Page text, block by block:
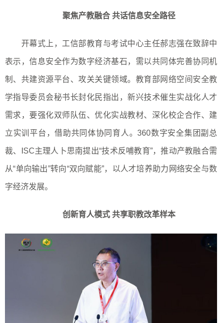
聚焦产教融合 共话信息安全路径
开幕式上，工信部教育与考试中心主任郝志强在致辞中
表示，信息安全作为数字经济基石，需以共同体完善协同机
制、共建资源平台、攻关关键领域。教育部网络空间安全教
学指导委员会秘书长封化民指出，新兴技术催生实战化人才
需求，要强化双师队伍、优化实战教材、深化校企合作、建
立实训平台，借助共同体协同育人。360数字安全集团副总
裁、 ISC主理人卜思南提出“技术反哺教育”，推动产教融合需
从“单向输出”转向“双向赋能”，以人才培养助力网络安全与数
字经济发展。
创新育人模式 共享职教改革样本